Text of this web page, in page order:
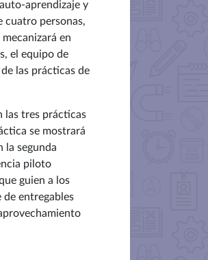
aprendizaje y
cuatro personas,
en
el equipo de
las prácticas de
las tres prácticas
se mostrará
la segunda
piloto
guien a los
de entregables